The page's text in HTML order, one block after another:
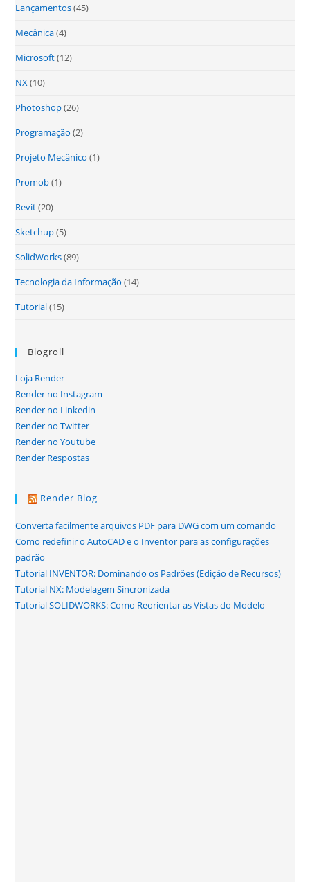
Lançamentos(45)
Mecânica(4)
Microsoft(12)
NX(10)
Photoshop(26)
Programação (2)
Projeto Mecânico (1)
Promob(1)
Revit(20)
Sketchup(5)
SolidWorks(89)
Tecnologia da Informação (14)
Tutorial(15)
Blogroll
Loja Render
Render no Instagram
Render no Linkedin
Render no Twitter
Render no Youtube
Render Respostas
Render Blog
Converta facilmente arquivos PDF para DWG com um comando
Como redefinir o AutoCAD e o Inventor para as configurações
padrão
Tutorial INVENTOR: Dominando os Padrões (Edição de Recursos)
Tutorial NX: Modelagem Sincronizada
Tutorial SOLIDWORKS: Como Reorientar as Vistas do Modelo